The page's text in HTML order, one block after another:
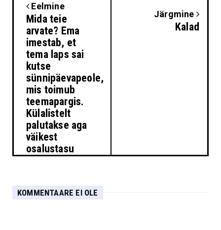
Eelmine
Mida teie
arvate? Ema
imestab, et
tema laps sai
kutse
sünnipäevapeole,
mis toimub
teemapargis.
Külalistelt
palutakse aga
väikest
osalustasu
Järgmine
Kalad
KOMMENTAARE EI OLE